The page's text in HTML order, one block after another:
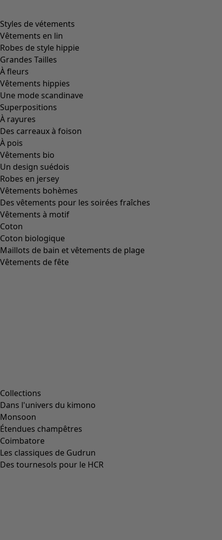
Styles de vétements
Vêtements en lin
Robes de style hippie
Grandes Tailles
À fleurs
Vêtements hippies
Une mode scandinave
Superpositions
À rayures
Des carreaux à foison
À pois
Vêtements bio
Un design suédois
Robes en jersey
Vêtements bohèmes
Des vêtements pour les soirées fraîches
Vêtements à motif
Coton
Coton biologique
Maillots de bain et vêtements de plage
Vêtements de fête
Collections
Dans l'univers du kimono
Monsoon
Étendues champêtres
Coimbatore
Les classiques de Gudrun
Des tournesols pour le HCR